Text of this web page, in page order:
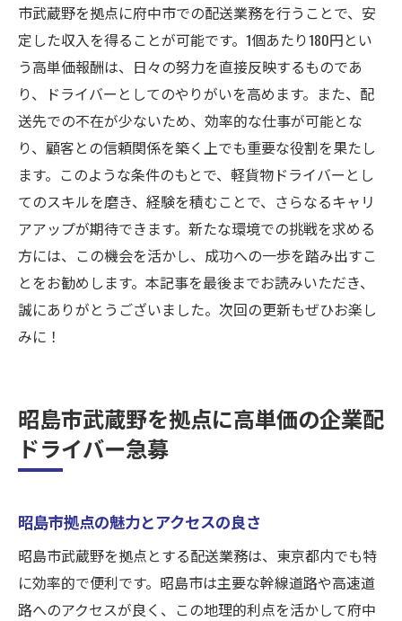
市武蔵野を拠点に府中市での配送業務を行うことで、安
定した収入を得ることが可能です。1個あたり180円とい
う高単価報酬は、日々の努力を直接反映するものであ
り、ドライバーとしてのやりがいを高めます。また、配
送先での不在が少ないため、効率的な仕事が可能とな
り、顧客との信頼関係を築く上でも重要な役割を果たし
ます。このような条件のもとで、軽貨物ドライバーとし
てのスキルを磨き、経験を積むことで、さらなるキャリ
アアップが期待できます。新たな環境での挑戦を求める
方には、この機会を活かし、成功への一歩を踏み出すこ
とをお勧めします。本記事を最後までお読みいただき、
誠にありがとうございました。次回の更新もぜひお楽し
みに！
昭島市武蔵野を拠点に高単価の企業配
ドライバー急募
昭島市拠点の魅力とアクセスの良さ
昭島市武蔵野を拠点とする配送業務は、東京都内でも特
に効率的で便利です。昭島市は主要な幹線道路や高速道
路へのアクセスが良く、この地理的利点を活かして府中